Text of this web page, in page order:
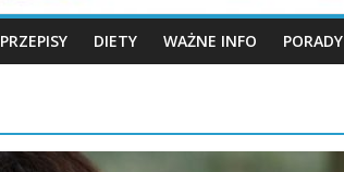
PRZEPISY DIETY WAŻNE INFO PORADY